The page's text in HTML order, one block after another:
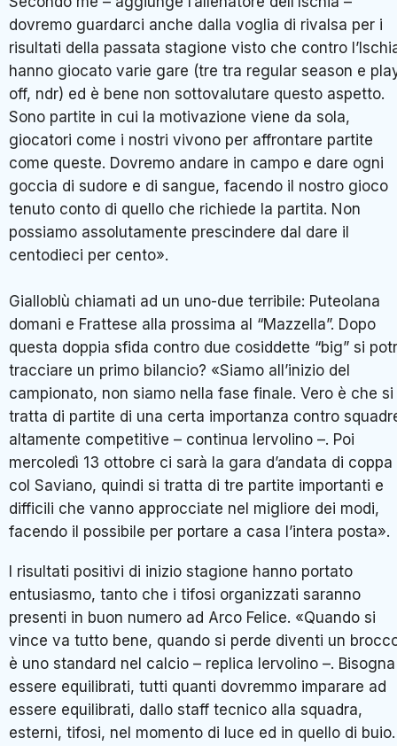
dovremo guardarci anche dalla voglia di rivalsa per i
risultati della passata stagione visto che contro
hanno giocato varie gare (tre tra regular season e
off, ndr) ed è bene non sottovalutare questo aspetto.
Sono partite in cui la motivazione viene da sola,
giocatori come i nostri vivono per affrontare partite
come queste. Dovremo andare in campo e dare ogni
goccia di sudore e di sangue, facendo il nostro gioco
tenuto conto di quello che richiede la partita. Non
possiamo assolutamente prescindere dal dare il
centodieci per cento».
Gialloblù chiamati ad un uno-due terribile: Puteolana
domani e Frattese alla prossima al “Mazzella”. Dopo
questa doppia sfida contro due cosiddette “big” si
tracciare un primo bilancio? «Siamo all’inizio del
campionato, non siamo nella fase finale. Vero è che si
tratta di partite di una certa importanza contro
altamente competitive – continua Iervolino –. Poi
mercoledì 13 ottobre ci sarà la gara d’andata di coppa
col Saviano, quindi si tratta di tre partite importanti e
difficili che vanno approcciate nel migliore dei modi,
facendo il possibile per portare a casa l’intera posta».
I risultati positivi di inizio stagione hanno portato
entusiasmo, tanto che i tifosi organizzati saranno
presenti in buon numero ad Arco Felice. «Quando si
vince va tutto bene, quando si perde diventi un
è uno standard nel calcio – replica Iervolino –. Bisogna
essere equilibrati, tutti quanti dovremmo imparare ad
essere equilibrati, dallo staff tecnico alla squadra,
esterni, tifosi, nel momento di luce ed in quello di buio.